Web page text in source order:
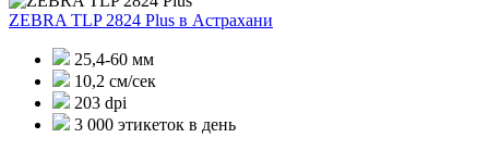
ZEBRA TLP 2824 Plus в Астрахани
25,4-60 мм
10,2 см/сек
203 dpi
3 000 этикеток в день